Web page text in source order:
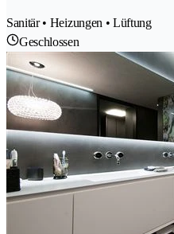
Sanitär • Heizungen • Lüftung
Geschlossen